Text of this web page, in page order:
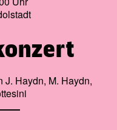
J. Haydn, M. Haydn,